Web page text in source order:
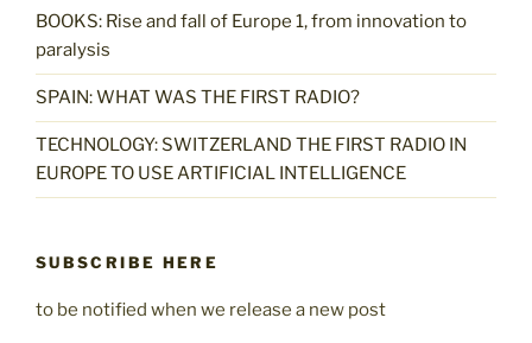
BOOKS: Rise and fall of Europe 1, from innovation to
paralysis
SPAIN: WHAT WAS THE FIRST RADIO?
TECHNOLOGY: SWITZERLAND THE FIRST RADIO IN
EUROPE TO USE ARTIFICIAL INTELLIGENCE
SUBSCRIBE HERE
to be notified when we release a new post